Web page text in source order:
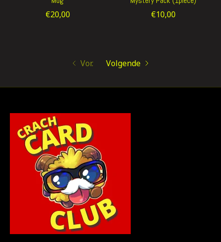
€20,00 €10,00
Vor. Volgende